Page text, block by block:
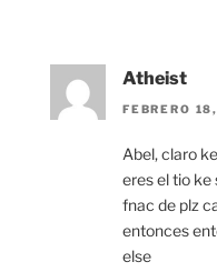
Atheist
FEBRERO
Abel, claro
eres el tio ke
fnac de plz
entonces
else